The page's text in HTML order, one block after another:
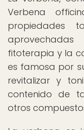
Verbena
propiedades
fitoterapia y la
es famosa por
revitalizar y
contenido de
otros